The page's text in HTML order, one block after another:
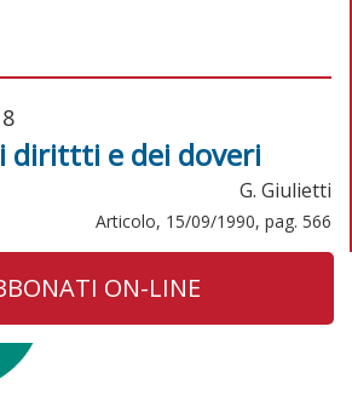
dirittti e dei doveri
G. Giulietti
Articolo, 15/09/1990, pag. 566
ON-LINE